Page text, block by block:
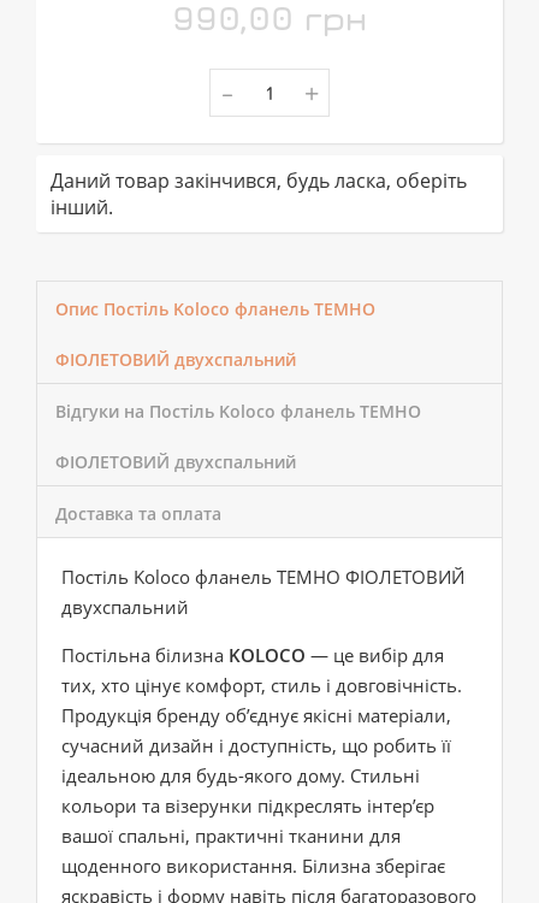
990,00 грн
- +
Даний товар закінчився, будь ласка, оберіть
інший.
Опис Постіль Koloco фланель ТЕМНО
ФІОЛЕТОВИЙ двухспальний
Відгуки на Постіль Koloco фланель ТЕМНО
ФІОЛЕТОВИЙ двухспальний
Доставка та оплата
Постіль Koloco фланель ТЕМНО ФІОЛЕТОВИЙ
двухспальний
Постільна білизна KOLOCO — це вибір для
тих, хто цінує комфорт, стиль і довговічність.
Продукція бренду об’єднує якісні матеріали,
сучасний дизайн і доступність, що робить її
ідеальною для будь-якого дому. Стильні
кольори та візерунки підкреслять інтер’єр
вашої спальні, практичні тканини для
щоденного використання. Білизна зберігає
яскравість і форму навіть після багаторазового